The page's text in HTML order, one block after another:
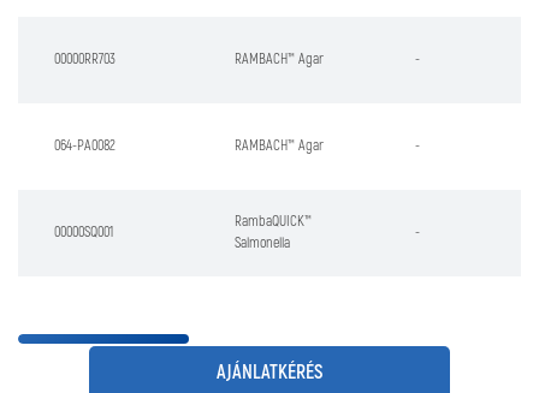
00000RR703 RAMBACH™ Agar -
064-PA0082 RAMBACH™ Agar -
00000SQ001
RambaQUICK™
Salmonella
-
AJÁNLATKÉRÉS